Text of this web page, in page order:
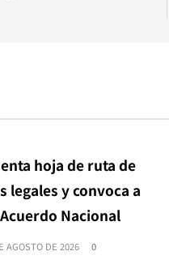
hoja de ruta de
legales y convoca a
Nacional
AGOSTO DE 2026 0